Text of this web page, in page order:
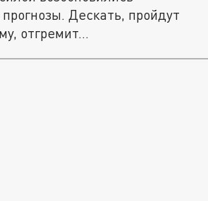
Дескать, пройдут
отгремит...